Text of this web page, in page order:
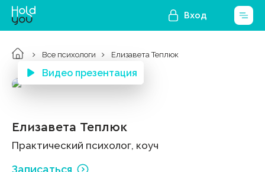
Вход
Все психологи Елизавета Теплюк
Видео презентация
Елизавета Теплюк
Практический психолог, коуч
Записаться